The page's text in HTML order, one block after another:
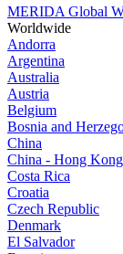
MERIDA Global
Worldwide
Andorra
Argentina
Australia
Austria
Belgium
Bosnia and
China
China - Hong Kong
Costa Rica
Croatia
Czech Republic
Denmark
El Salvador